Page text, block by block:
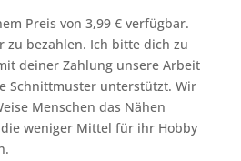
Preis von 3,99 € verfügbar.
zu bezahlen. Ich bitte dich zu
deiner Zahlung unsere Arbeit
Schnittmuster unterstützt. Wir
Menschen das Nähen
weniger Mittel für ihr Hobby